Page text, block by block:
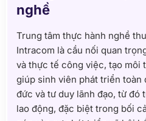
nghề
Trung tâm thực hành nghề
Intracom là cầu nối quan
và thực tế công việc, tạo môi
giúp sinh viên phát triển toàn
đức và tư duy lãnh đạo, từ đó
lao động, đặc biệt trong bối